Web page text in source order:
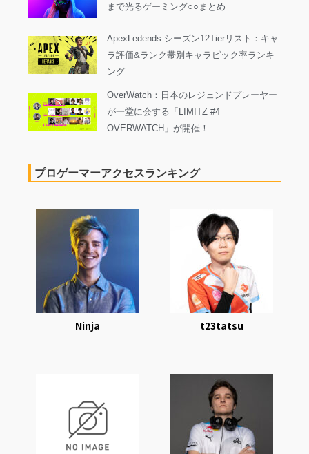
まで光るゲーミング○○まとめ
ApexLedends シーズン12Tierリスト：キャ
ラ評価&ランク帯別キャラピック率ランキ
ング
OverWatch：日本のレジェンドプレーヤー
が一堂に会する「LIMITZ #4
OVERWATCH」が開催！
プロゲーマーアクセスランキング
Ninja t23tatsu